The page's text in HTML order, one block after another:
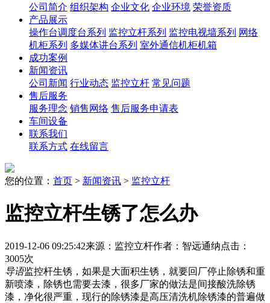
公司简介 组织架构 企业文化 企业环境 荣誉资质
产品展示
操作台调度台系列 监控立杆系列 监控电视墙系列 网络
机柜系列 多媒体讲台系列 室外通信机柜机箱
成功案例
新闻资讯
公司新闻 行业动态 监控立杆 常见问题
售后服务
服务理念 销售网络 售后服务申请表
车间设备
联系我们
联系方式 在线留言
您的位置： 首页 > 新闻资讯 > 监控立杆
监控立杆生锈了怎么办
2019-12-06 09:25:42来源：监控立杆作者：智远通纳点击：
3005次
导语监控杆生锈，如果是大面积生锈，就要回厂停止除锈和重
新喷漆，除锈也需要去漆，很多厂家的做法是间接酸洗除锈
漆，净化很严重，现行的除锈漆是高压清洗机除锈漆的普遍做